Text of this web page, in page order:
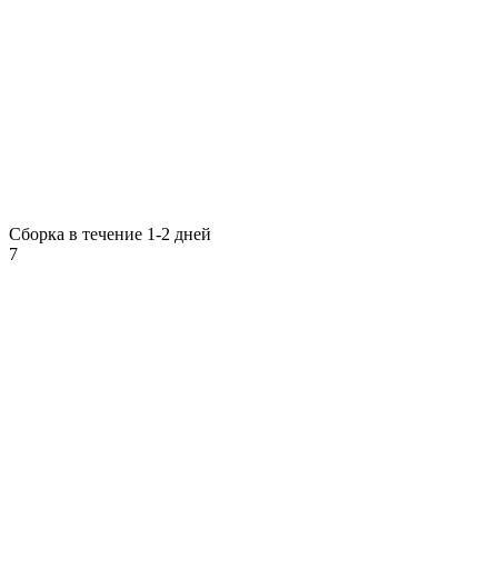
Сборка в течение 1-2 дней
7